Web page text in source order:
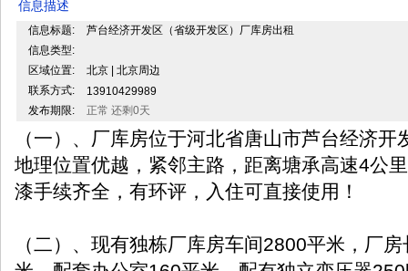
信息描述
信息标题:
芦台经济开发区（省级开发区）厂库房出租
信息类型:
区域位置:
北京 | 北京周边
联系方式:
13910429989
发布期限:
正常 还剩0天
（一）、厂库房位于河北省唐山市芦台经济
地理位置优越，紧邻主路，距离塘承高速4公
漆手续齐全，有环评，入住可直接使用！
（二）、现有独栋厂库房车间2800平米，厂